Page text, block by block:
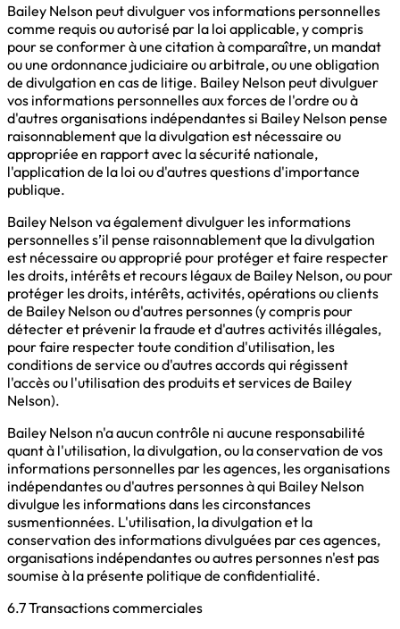
Bailey Nelson peut divulguer vos informations personnelles
comme requis ou autorisé par la loi applicable, y compris
pour se conformer à une citation à comparaître, un mandat
ou une ordonnance judiciaire ou arbitrale, ou une obligation
de divulgation en cas de litige. Bailey Nelson peut divulguer
vos informations personnelles aux forces de l'ordre ou à
d'autres organisations indépendantes si Bailey Nelson pense
raisonnablement que la divulgation est nécessaire ou
appropriée en rapport avec la sécurité nationale,
l'application de la loi ou d'autres questions d'importance
publique.
Bailey Nelson va également divulguer les informations
personnelles s’il pense raisonnablement que la divulgation
est nécessaire ou approprié pour protéger et faire respecter
les droits, intérêts et recours légaux de Bailey Nelson, ou pour
protéger les droits, intérêts, activités, opérations ou clients
de Bailey Nelson ou d'autres personnes (y compris pour
détecter et prévenir la fraude et d'autres activités illégales,
pour faire respecter toute condition d'utilisation, les
conditions de service ou d'autres accords qui régissent
l'accès ou l'utilisation des produits et services de Bailey
Nelson).
Bailey Nelson n'a aucun contrôle ni aucune responsabilité
quant à l'utilisation, la divulgation, ou la conservation de vos
informations personnelles par les agences, les organisations
indépendantes ou d'autres personnes à qui Bailey Nelson
divulgue les informations dans les circonstances
susmentionnées. L'utilisation, la divulgation et la
conservation des informations divulguées par ces agences,
organisations indépendantes ou autres personnes n'est pas
soumise à la présente politique de confidentialité.
6.7 Transactions commerciales